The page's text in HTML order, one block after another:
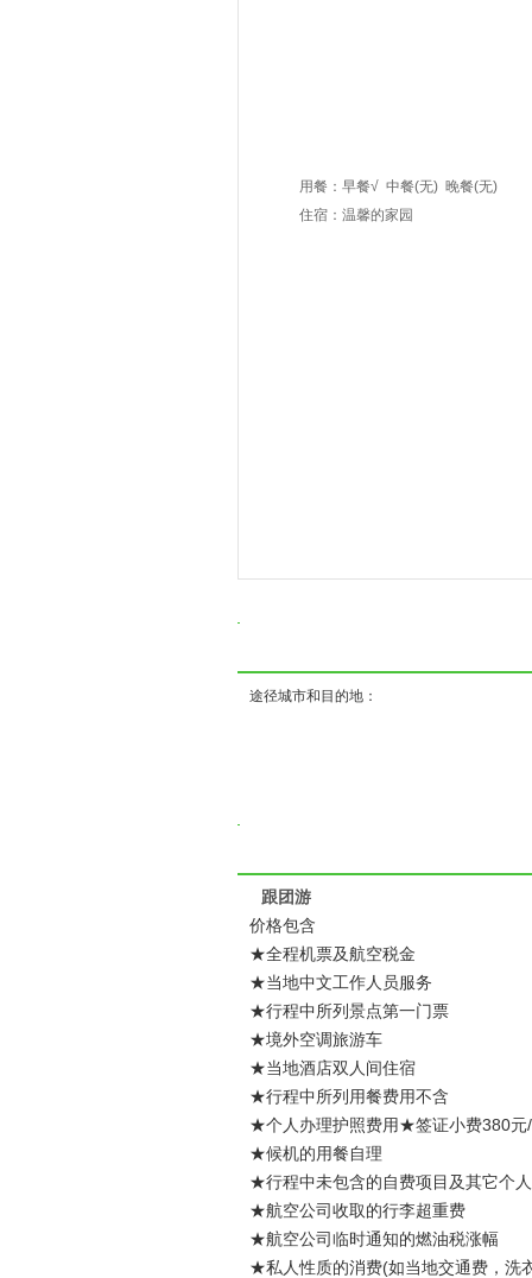
用餐： 早餐√ 中餐(无) 晚餐(无)
住宿：温馨的家园
途径城市和目的地：
跟团游
价格包含
★全程机票及航空税金
★当地中文工作人员服务
★行程中所列景点第一门票
★境外空调旅游车
★当地酒店双人间住宿
★行程中所列用餐费用不含
★个人办理护照费用★签证小费380元
★候机的用餐自理
★行程中未包含的自费项目及其它个
★航空公司收取的行李超重费
★航空公司临时通知的燃油税涨幅
★私人性质的消费(如当地交通费，洗